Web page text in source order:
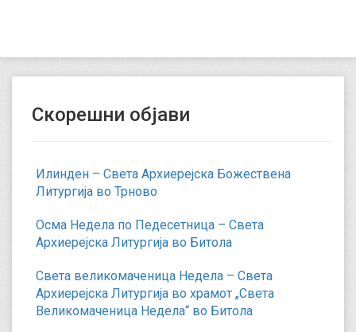
Скорешни објави
Илинден – Света Архиерејска Божествена
Литургија во Трново
Осма Недела по Педесетница – Света
Архиерејска Литургија во Битола
Света великомаченица Недела – Света
Архиерејска Литургија во храмот „Света
Великомаченица Недела“ во Битола